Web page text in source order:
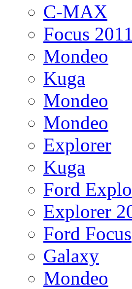
C-MAX
Focus 2011
Mondeo
Kuga
Mondeo
Mondeo
Explorer
Kuga
Ford
Explorer
Ford Focus
Galaxy
Mondeo